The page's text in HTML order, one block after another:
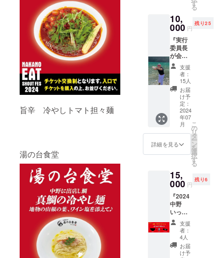
旨辛 冷やしトマト担々麺
湯の台食堂
謝メッ
セージ
ていた
だきま
す。 ぜ
ひイベ
ント中
ご来店
お待ち
してお
りま
す。
てる
人、
ラーメ
ンを愛
してる
人、ど
なたの
応援で
も励み
になり
ます！
ずっと
愛され
る完全
中野密
着ラー
メンイ
テッ
カー □
イズ
5cm×5
cm ・全
力応援
してい
ただけ
る皆様
には、
す
る
10,
000 円
残り25
『実行
委員長
が会場
にあな
たの席
に最速
でラー
メン届
けま
す』 こ
ちらを
購入し
ていた
だけれ
ば、実
別席に
ご案内
し、あ
なたの
ため
に、あ
なたの
前にお
好きな
ラーメ
ンを運
支援
者：
15人
お届
け予
定：
2024
年07
月
詳細を見る
こ
の
リ
タ
ー
ン
を
選
択
す
る
15,
000 円
残り6
『2024
中野
いって
らっ
しゃい
フェス
ラーメ
ン店名
支援
者：
4人
お届
け予